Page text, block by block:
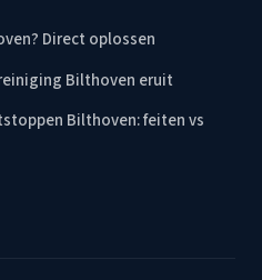
Direct oplossen
Bilthoven eruit
Bilthoven: feiten vs